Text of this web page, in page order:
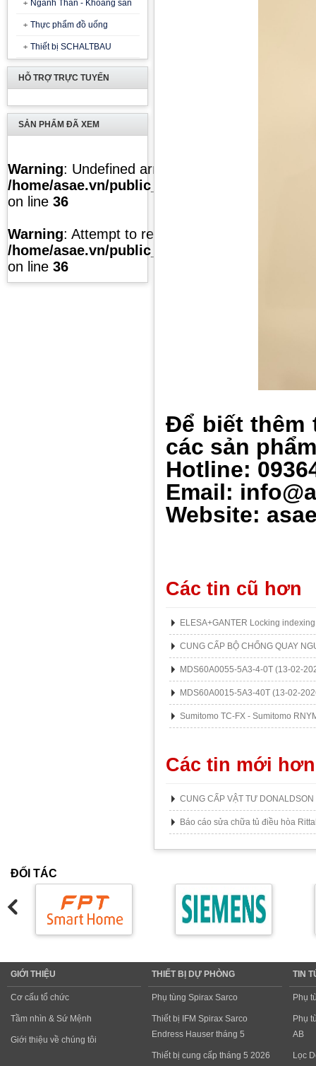
Ngành Than - Khoáng sản
Thực phẩm đồ uống
Thiết bị SCHALTBAU
HỖ TRỢ TRỰC TUYẾN
SẢN PHẨM ĐÃ XEM
Warning: Undefined array key "list" in
/home/asae.vn/public_html/temp/caches/
on line 36
Warning: Attempt to read property "value" on
/home/asae.vn/public_html/temp/caches/
on line 36
Để biết thêm
các sản phẩm
Hotline:
Email:
Website:
Các tin cũ hơn
ELESA+GANTER Locking
CUNG CẤP BỘ CHỐNG QUAY
MDS60A0055-5A3-4-0T (13-02-
MDS60A0015-5A3-40T (13-02-
Sumitomo TC-FX - Sumitomo
Các tin mới hơn
CUNG CẤP VẬT TƯ DONALDSON
Báo cáo sửa chữa tủ điều hòa
ĐỐI TÁC
GIỚI THIỆU
Cơ cấu tổ chức
Tầm nhìn & Sứ Mệnh
Giới thiệu về chúng tôi
THIẾT BỊ DỰ PHÒNG
Phụ tùng Spirax Sarco
Thiết bị IFM Spirax Sarco
Endress Hauser tháng 5
Thiết bị cung cấp tháng 5 2026
TIN
Phụ
Phụ
AB
Lọc